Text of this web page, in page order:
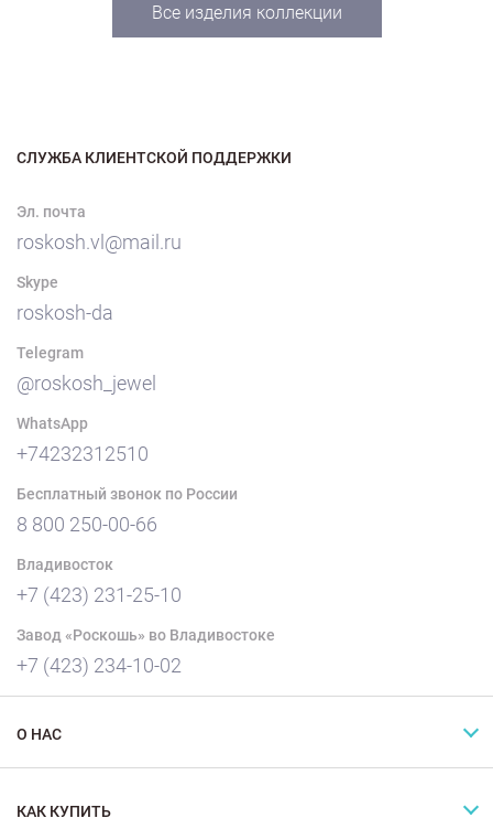
Все изделия коллекции
СЛУЖБА КЛИЕНТСКОЙ ПОДДЕРЖКИ
Эл. почта
roskosh.vl@mail.ru
Skype
roskosh-da
Telegram
@roskosh_jewel
WhatsApp
+74232312510
Бесплатный звонок по России
8 800 250-00-66
Владивосток
+7 (423) 231-25-10
Завод «Роскошь» во Владивостоке
+7 (423) 234-10-02
О НАС
КАК КУПИТЬ